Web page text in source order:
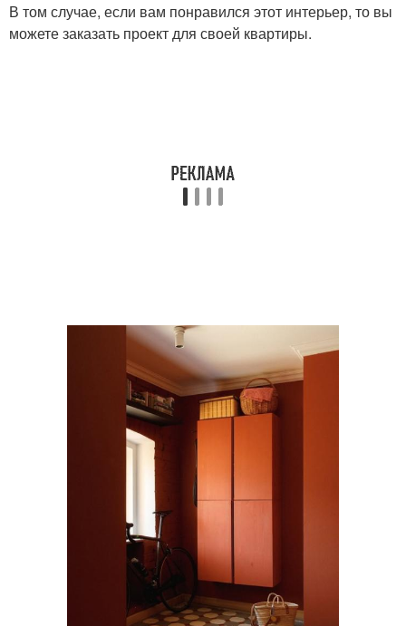
В том случае, если вам понравился этот интерьер, то вы
можете заказать проект для своей квартиры.